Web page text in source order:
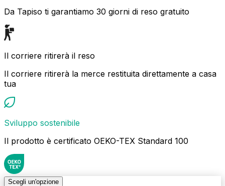
Da Tapiso ti garantiamo 30 giorni di reso gratuito
Il corriere ritirerà il reso
Il corriere ritirerà la merce restituita direttamente a casa
tua
Sviluppo sostenibile
Il prodotto è certificato OEKO-TEX Standard 100
Scegli un'opzione